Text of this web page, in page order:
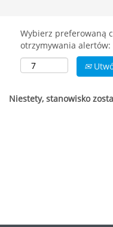
Wybierz preferowaną
otrzymywania alertów:
Niestety, stanowisko